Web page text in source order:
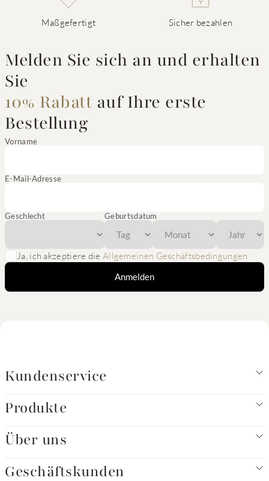
Maßgefertigt Sicher bezahlen
Melden Sie sich an und erhalten
Sie
10% Rabatt auf Ihre erste
Bestellung
Vorname
E-Mail-Adresse
Geschlecht Geburtsdatum
Ja, ich akzeptiere die Allgemeinen Geschäftsbedingungen
Anmelden
Kundenservice
Produkte
Über uns
Geschäftskunden